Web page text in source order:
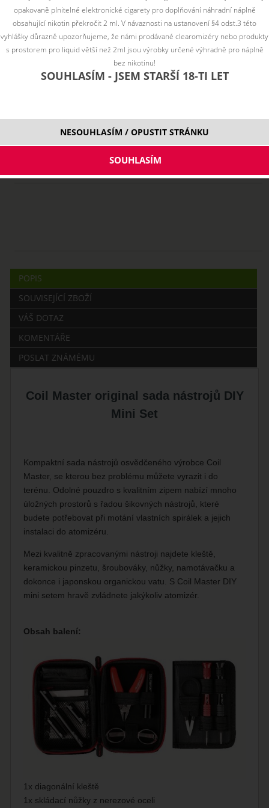
POPIS
SOUVISEJÍCÍ ZBOŽÍ
VÁŠ DOTAZ
KOMENTÁŘE
POSLAT ZNÁMÉMU
Coil Master original sada nástrojů DIY
Mini Set
Kompaktní sada nástrojů osvědčeného výrobce Coil
Master, se kterou bez problému můžete vyrazit i do
terénu. Odolné pouzdro s kvalitním zipem nabízí mnoho
úložných prostorů s řadou šikovných nástrojů, které
budete potřebovat při motání vlastních spirálek a jejich
instalaci do atomizéru.
Mezi kvalitně zpracovanými nástroji najdete kleště,
keramickou pinzetu, šroubováky, nůžky, namotávačku a
dokonce i japonskou organickou vatu. S Coil Master DIY
mini setem hravě zvládnete jakýkoliv atomizér.
Obsah balení:
1x diagonální kleště
1x skládací nůžky z nerezové oceli
opakovaně plnitelné elektronické cigarety pro doplňování náhradní náplně
obsahující nikotin překročit 2 ml. V návaznosti na ustanovení §4 odst.3 této
vyhlášky důrazně upozorňujeme, že námi prodávané clearomizéry nebo produkty
s prostorem pro liquid větší než 2ml jsou výrobky určené výhradně pro náplně
bez nikotinu!
SOUHLASÍM - JSEM STARŠÍ 18-TI LET
NESOUHLASÍM / OPUSTIT STRÁNKU